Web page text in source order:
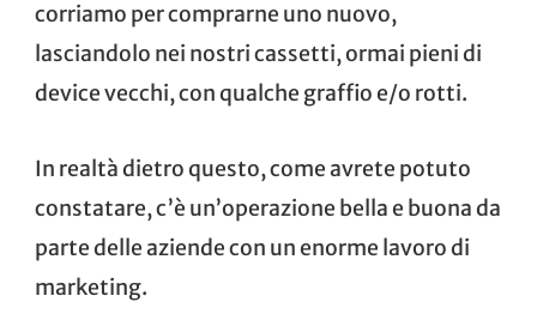
corriamo per comprarne uno nuovo,
lasciandolo nei nostri cassetti, ormai pieni di
device vecchi, con qualche graffio e/o rotti.
In realtà dietro questo, come avrete potuto
constatare, c’è un’operazione bella e buona da
parte delle aziende con un enorme lavoro di
marketing.